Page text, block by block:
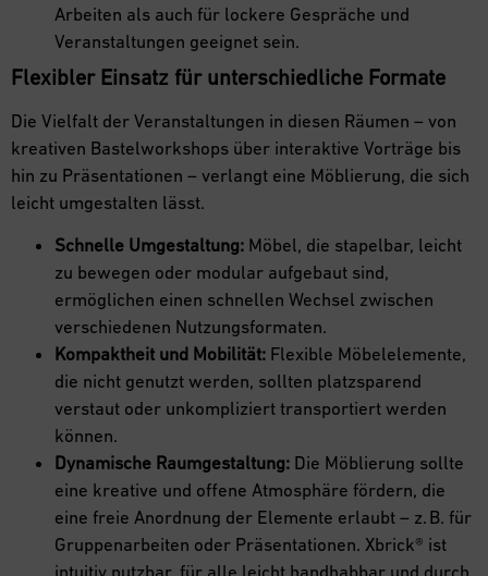
Arbeiten als auch für lockere Gespräche und
Veranstaltungen geeignet sein.
Flexibler Einsatz für unterschiedliche Formate
Die Vielfalt der Veranstaltungen in diesen Räumen – von
kreativen Bastelworkshops über interaktive Vorträge bis
hin zu Präsentationen – verlangt eine Möblierung, die sich
leicht umgestalten lässt.
Schnelle Umgestaltung: Möbel, die stapelbar, leicht
zu bewegen oder modular aufgebaut sind,
ermöglichen einen schnellen Wechsel zwischen
verschiedenen Nutzungsformaten.
Kompaktheit und Mobilität: Flexible Möbelelemente,
die nicht genutzt werden, sollten platzsparend
verstaut oder unkompliziert transportiert werden
können.
Dynamische Raumgestaltung: Die Möblierung sollte
eine kreative und offene Atmosphäre fördern, die
eine freie Anordnung der Elemente erlaubt – z. B. für
Gruppenarbeiten oder Präsentationen. Xbrick® ist